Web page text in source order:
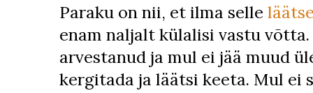
Paraku on nii, et ilma selle
enam naljalt külalisi vastu võtta.
arvestanud ja mul ei jää muud
kergitada ja läätsi keeta. Mul ei